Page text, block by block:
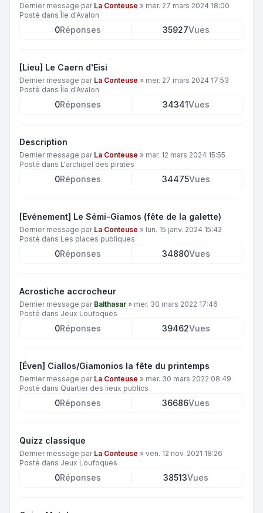
Dernier message par La Conteuse » mer. 27 mars 2024 18:00
Posté dans Île d'Avalon
0Réponses 35927Vues
[Lieu] Le Caern d'Eisi
Dernier message par La Conteuse » mer. 27 mars 2024 17:53
Posté dans Île d'Avalon
0Réponses 34341Vues
Description
Dernier message par La Conteuse » mar. 12 mars 2024 15:55
Posté dans L'archipel des pirates
0Réponses 34475Vues
[Evénement] Le Sémi-Giamos (fête de la galette)
Dernier message par La Conteuse » lun. 15 janv. 2024 15:42
Posté dans Les places publiques
0Réponses 34880Vues
Acrostiche accrocheur
Dernier message par Balthasar » mer. 30 mars 2022 17:46
Posté dans Jeux Loufoques
0Réponses 39462Vues
[Éven] Ciallos/Giamonios la fête du printemps
Dernier message par La Conteuse » mer. 30 mars 2022 08:49
Posté dans Quartier des lieux publics
0Réponses 36686Vues
Quizz classique
Dernier message par La Conteuse » ven. 12 nov. 2021 18:26
Posté dans Jeux Loufoques
0Réponses 38513Vues